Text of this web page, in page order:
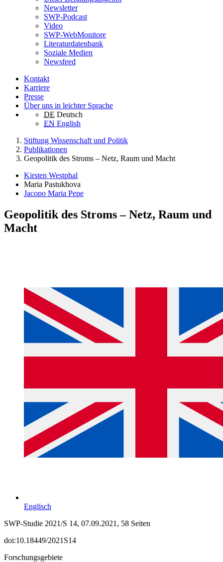
Newsletter
SWP-Podcast
Video
SWP-WebMonitore
Literaturdatenbank
Soziale Medien
Newsfeed
Kontakt
Karriere
Presse
Über uns in leichter Sprache
DE Deutsch
EN English
Stiftung Wissenschaft und Politik
Publikationen
Geopolitik des Stroms – Netz, Raum und Macht
Kirsten Westphal
Maria Pastukhova
Jacopo Maria Pepe
Geopolitik des Stroms – Netz, Raum und
Macht
Englisch
SWP-Studie 2021/S 14, 07.09.2021, 58 Seiten
doi:10.18449/2021S14
Forschungsgebiete